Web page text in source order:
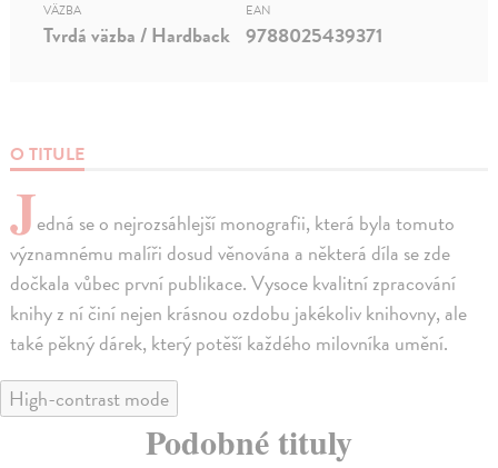
O TITULE
Jedná se o nejrozsáhlejší monografii, která byla tomuto
významnému malíři dosud věnována a některá díla se zde
dočkala vůbec první publikace. Vysoce kvalitní zpracování
knihy z ní činí nejen krásnou ozdobu jakékoliv knihovny, ale
také pěkný dárek, který potěší každého milovníka umění.
VÄZBA
Tvrdá väzba / Hardback
EAN
9788025439371
High-contrast mode
Podobné tituly